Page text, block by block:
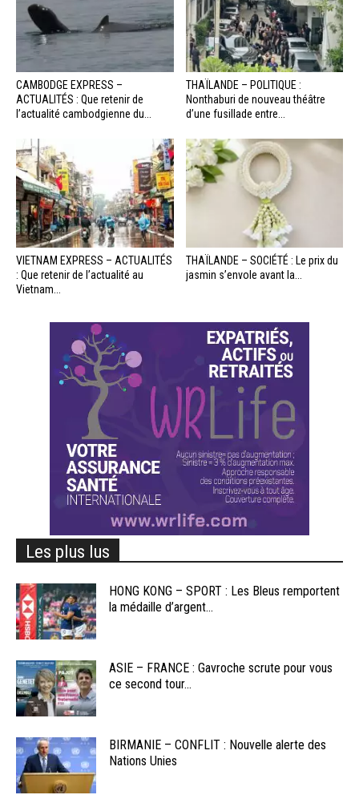
CAMBODGE EXPRESS –
ACTUALITÉS : Que retenir de
l’actualité cambodgienne du...
THAÏLANDE – POLITIQUE :
Nonthaburi de nouveau théâtre
d’une fusillade entre...
VIETNAM EXPRESS – ACTUALITÉS
: Que retenir de l’actualité au
Vietnam...
THAÏLANDE – SOCIÉTÉ : Le prix du
jasmin s’envole avant la...
Les plus lus
HONG KONG – SPORT : Les Bleus remportent
la médaille d’argent...
ASIE – FRANCE : Gavroche scrute pour vous
ce second tour...
BIRMANIE – CONFLIT : Nouvelle alerte des
Nations Unies